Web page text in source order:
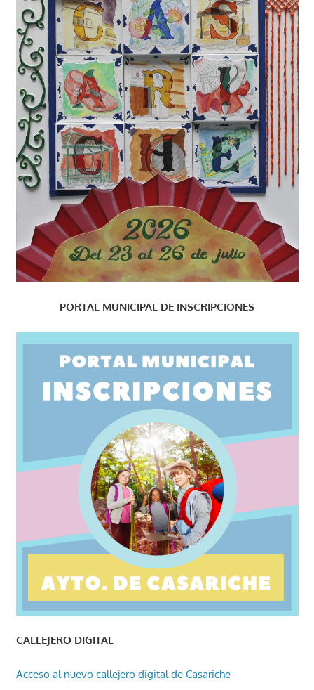
PORTAL MUNICIPAL DE INSCRIPCIONES
CALLEJERO DIGITAL
Acceso al nuevo callejero digital de Casariche